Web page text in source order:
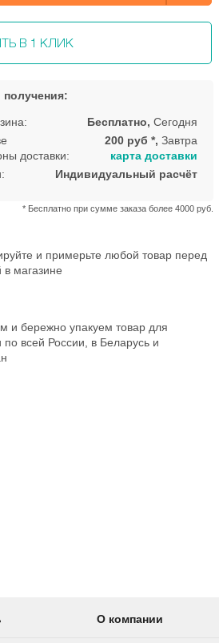
В 1 КЛИК
Бесплатно, Сегодня
доставки:
200 руб *, Завтра
* Бесплатно при сумме заказа более 4000 руб.
карта доставки
Индивидуальный расчёт
и примерьте любой товар перед
в магазине
и бережно упакуем товар для
по всей России, в Беларусь и
О компании